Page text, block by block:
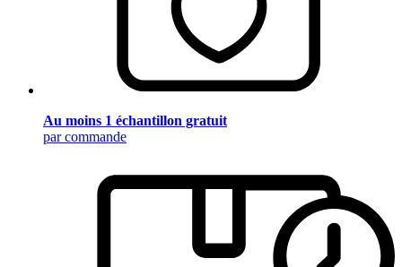
Au moins 1 échantillon gratuit
par commande